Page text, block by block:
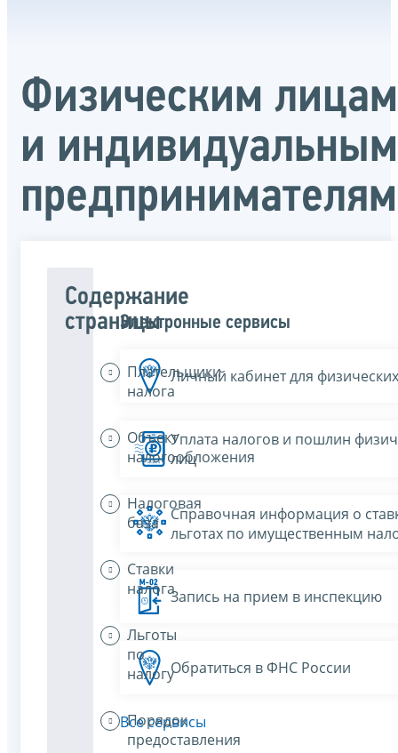
Физическим лицам
и индивидуальным
предпринимателям
Содержание
страницы
Плательщики
налога
Объект
налогообложения
Налоговая
база
Ставки
налога
Льготы
по
налогу
Порядок
предоставления
Электронные сервисы
Личный кабинет для
Уплата налогов и пошлин
лиц
Справочная информация о
льготах по имущественным
Запись на прием в инспекцию
Обратиться в ФНС России
Все сервисы